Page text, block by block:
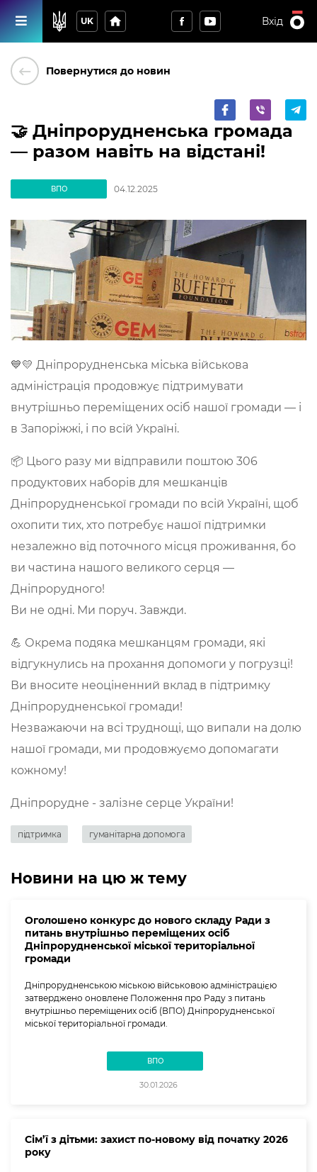
UK home Вхід
keyboard_backspace Повернутися до новин
🤝 Дніпрорудненська громада
— разом навіть на відстані!
ВПО 04.12.2025
💙💛 Дніпрорудненська міська військова
адміністрація продовжує підтримувати
внутрішньо переміщених осіб нашої громади — і
в Запоріжжі, і по всій Україні.
📦 Цього разу ми відправили поштою 306
продуктових наборів для мешканців
Дніпрорудненської громади по всій Україні, щоб
охопити тих, хто потребує нашої підтримки
незалежно від поточного місця проживання, бо
ви частина нашого великого серця —
Дніпрорудного!
Ви не одні. Ми поруч. Завжди.
💪 Окрема подяка мешканцям громади, які
відгукнулись на прохання допомоги у погрузці!
Ви вносите неоціненний вклад в підтримку
Дніпрорудненської громади!
Незважаючи на всі труднощі, що випали на долю
нашої громади, ми продовжуємо допомагати
кожному!
Дніпрорудне - залізне серце України!
підтримка гуманітарна допомога
Новини на цю ж тему
Оголошено конкурс до нового складу Ради з
питань внутрішньо переміщених осіб
Дніпрорудненської міської територіальної
громади
Дніпрорудненською міською військовою адміністрацією
затверджено оновлене Положення про Раду з питань
внутрішньо переміщених осіб (ВПО) Дніпрорудненської
міської територіальної громади.
ВПО
30.01.2026
Сім’ї з дітьми: захист по-новому від початку 2026
року